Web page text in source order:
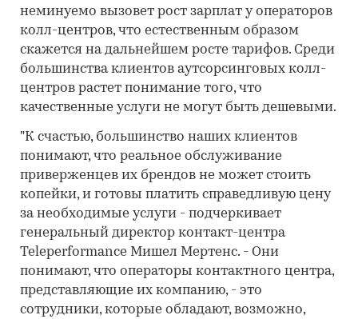
неминуемо вызовет рост зарплат у операторов
колл-центров, что естественным образом
скажется на дальнейшем росте тарифов. Среди
большинства клиентов аутсорсинговых колл-
центров растет понимание того, что
качественные услуги не могут быть дешевыми.
"К счастью, большинство наших клиентов
понимают, что реальное обслуживание
приверженцев их брендов не может стоить
копейки, и готовы платить справедливую цену
за необходимые услуги - подчеркивает
генеральный директор контакт-центра
Teleperformance Мишел Мертенс. - Они
понимают, что операторы контактного центра,
представляющие их компанию, - это
сотрудники, которые обладают, возможно,